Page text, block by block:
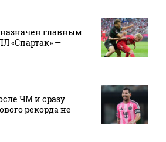
главным
«Спартак» —
ЧМ и сразу
рекорда не